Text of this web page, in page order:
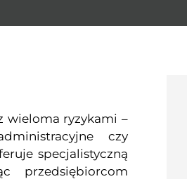
wieloma ryzykami –
czy
specjalistyczną
przedsiębiorcom